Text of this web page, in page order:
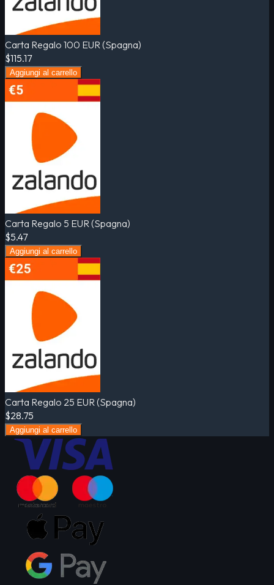
Carta Regalo 100 EUR (Spagna)
$115.17
Aggiungi al carrello
Carta Regalo 5 EUR (Spagna)
$5.47
Aggiungi al carrello
Carta Regalo 25 EUR (Spagna)
$28.75
Aggiungi al carrello